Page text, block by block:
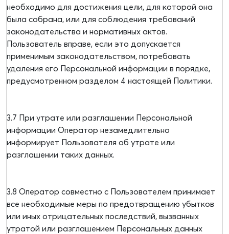
необходимо для достижения цели, для которой она
была собрана, или для соблюдения требований
законодательства и нормативных актов.
Пользователь вправе, если это допускается
применимым законодательством, потребовать
удаления его Персональной информации в порядке,
предусмотренном разделом 4 настоящей Политики.
3.7 При утрате или разглашении Персональной
информации Оператор незамедлительно
информирует Пользователя об утрате или
разглашении таких данных.
3.8 Оператор совместно с Пользователем принимает
все необходимые меры по предотвращению убытков
или иных отрицательных последствий, вызванных
утратой или разглашением Персональных данных